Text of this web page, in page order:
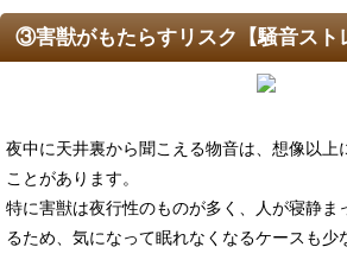
③害獣がもたらすリスク【騒音スト
夜中に天井裏から聞こえる物音は、想像以上
ことがあります。
特に害獣は夜行性のものが多く、人が寝静ま
るため、気になって眠れなくなるケースも少